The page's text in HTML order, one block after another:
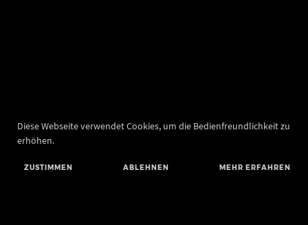
Diese Webseite verwendet Cookies, um die Bedienfreundlichkeit zu
erhöhen.
ZUSTIMMEN ABLEHNEN MEHR ERFAHREN